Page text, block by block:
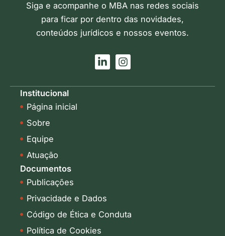
Siga e acompanhe o MBA nas redes sociais
para ficar por dentro das novidades,
conteúdos jurídicos e nossos eventos.
L
i
k
I
n
t
Institucional
Página inicial
Sobre
Equipe
Atuação
Documentos
Publicações
Privacidade e Dados
Código de Ética e Conduta
Política de Cookies